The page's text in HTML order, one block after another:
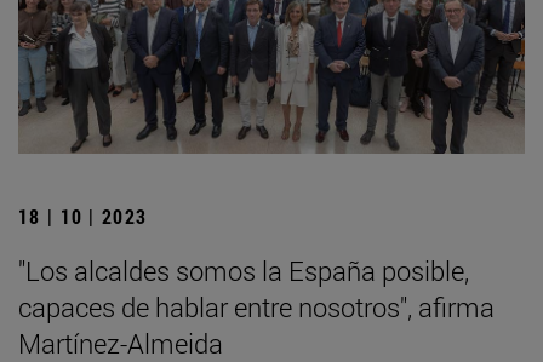
18 | 10 | 2023
"Los alcaldes somos la España posible,
capaces de hablar entre nosotros", afirma
Martínez-Almeida